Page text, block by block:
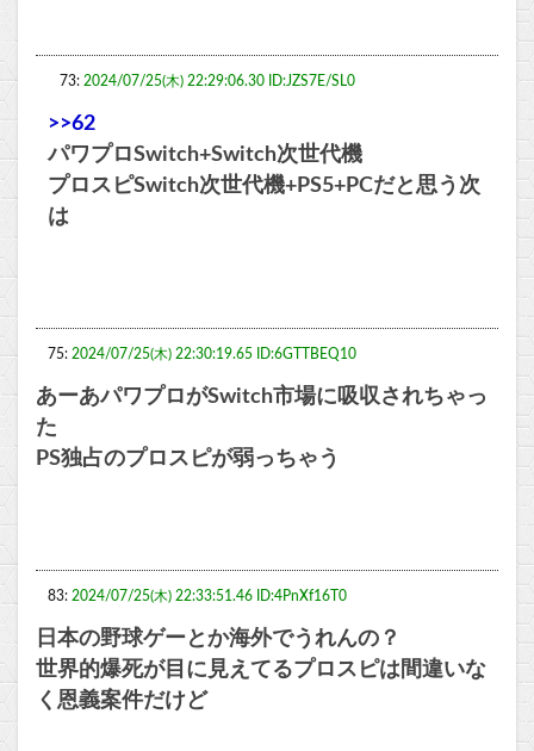
73: 2024/07/25(木) 22:29:06.30 ID:JZS7E/SL0
>>62
パワプロSwitch+Switch次世代機
プロスピSwitch次世代機+PS5+PCだと思う次
は
75: 2024/07/25(木) 22:30:19.65 ID:6GTTBEQ10
あーあパワプロがSwitch市場に吸収されちゃっ
た
PS独占のプロスピが弱っちゃう
83: 2024/07/25(木) 22:33:51.46 ID:4PnXf16T0
日本の野球ゲーとか海外でうれんの？
世界的爆死が目に見えてるプロスピは間違いな
く恩義案件だけど